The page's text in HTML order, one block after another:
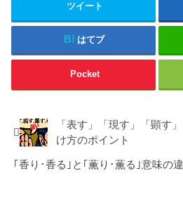
ツイート
はてブ
Pocket
「表す」「現す」「顕す
け方のポイント
｢香り･香る｣と｢薫り･薫る｣意味の